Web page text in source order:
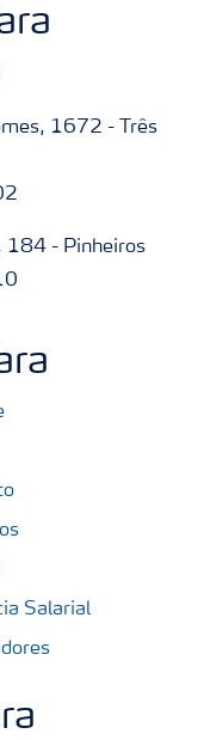
1672 - Três
184 - Pinheiros
Salarial